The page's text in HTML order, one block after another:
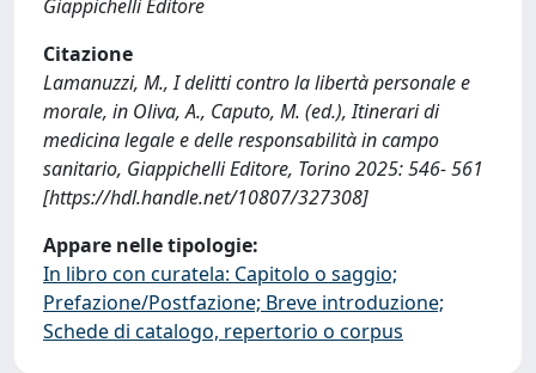
Giappichelli Editore
Citazione
Lamanuzzi, M., I delitti contro la libertà personale e
morale, in Oliva, A., Caputo, M. (ed.), Itinerari di
medicina legale e delle responsabilità in campo
sanitario, Giappichelli Editore, Torino 2025: 546- 561
[https://hdl.handle.net/10807/327308]
Appare nelle tipologie:
In libro con curatela: Capitolo o saggio;
Prefazione/Postfazione; Breve introduzione;
Schede di catalogo, repertorio o corpus